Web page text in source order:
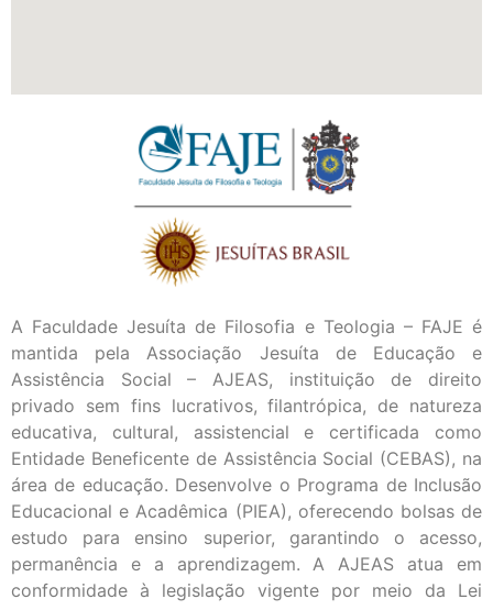
A Faculdade Jesuíta de Filosofia e Teologia – FAJE é
mantida pela Associação Jesuíta de Educação e
Assistência Social – AJEAS, instituição de direito
privado sem fins lucrativos, filantrópica, de natureza
educativa, cultural, assistencial e certificada como
Entidade Beneficente de Assistência Social (CEBAS), na
área de educação. Desenvolve o Programa de Inclusão
Educacional e Acadêmica (PIEA), oferecendo bolsas de
estudo para ensino superior, garantindo o acesso,
permanência e a aprendizagem. A AJEAS atua em
conformidade à legislação vigente por meio da Lei